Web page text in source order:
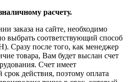
расчету.
заказа на сайте, необходимо
выбрать соответствующий способ
Сразу после того, как менеджер
товара, Вам будет выслан счет
Счет имеет
действия, поэтому оплата